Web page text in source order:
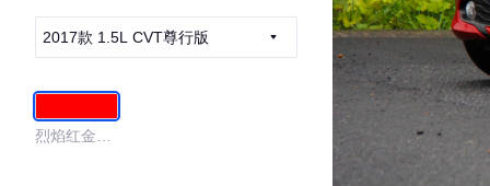
2017款 1.5L CVT尊行版
烈焰红金属